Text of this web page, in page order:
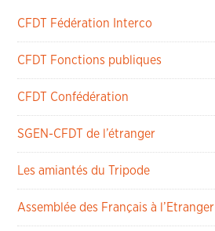
CFDT Fédération Interco
CFDT Fonctions publiques
CFDT Confédération
SGEN-CFDT de l’étranger
Les amiantés du Tripode
Assemblée des Français à l’Etranger